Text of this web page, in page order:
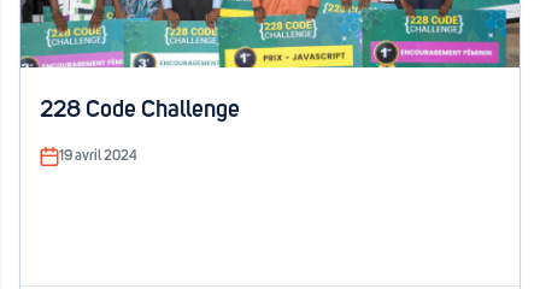
228 Code Challenge
19 avril 2024